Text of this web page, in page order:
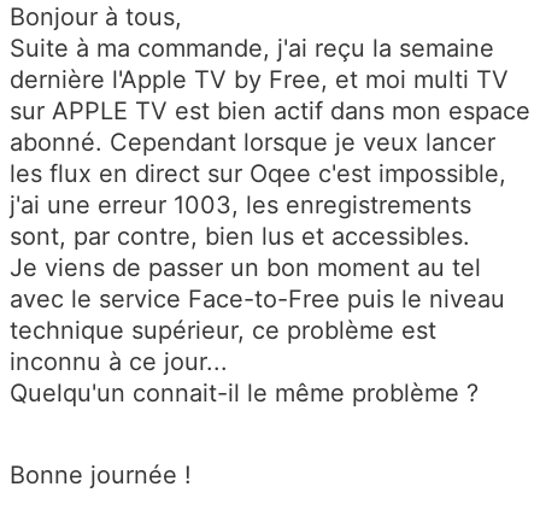
Bonjour à tous,
Suite à ma commande, j'ai reçu la semaine
dernière l'Apple TV by Free, et moi multi TV
sur APPLE TV est bien actif dans mon espace
abonné. Cependant lorsque je veux lancer
les flux en direct sur Oqee c'est impossible,
j'ai une erreur 1003, les enregistrements
sont, par contre, bien lus et accessibles.
Je viens de passer un bon moment au tel
avec le service Face-to-Free puis le niveau
technique supérieur, ce problème est
inconnu à ce jour...
Quelqu'un connait-il le même problème ?
Bonne journée !